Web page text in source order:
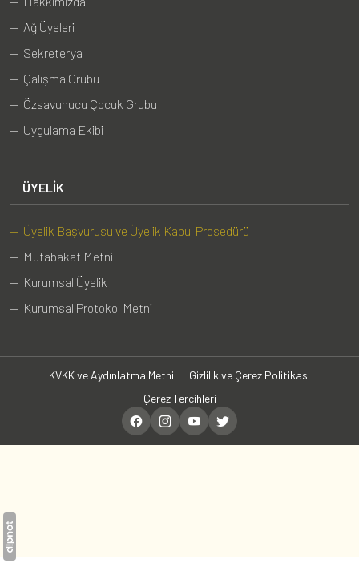
— Ağ Üyeleri
— Sekreterya
— Çalışma Grubu
— Özsavunucu Çocuk Grubu
— Uygulama Ekibi
ÜYELIK
— Üyelik Başvurusu ve Üyelik Kabul Prosedürü
— Mutabakat Metni
— Kurumsal Üyelik
— Kurumsal Protokol Metni
KVKK ve Aydınlatma Metni
Gizlilik ve Çerez Politikası
Çerez Tercihleri